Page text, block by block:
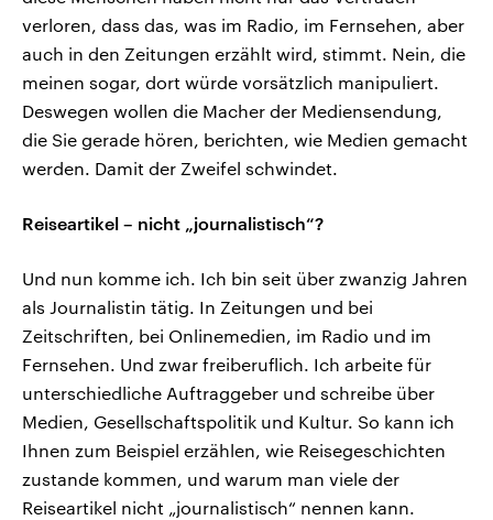
verloren, dass das, was im Radio, im Fernsehen, aber
auch in den Zeitungen erzählt wird, stimmt. Nein, die
meinen sogar, dort würde vorsätzlich manipuliert.
Deswegen wollen die Macher der Mediensendung,
die Sie gerade hören, berichten, wie Medien gemacht
werden. Damit der Zweifel schwindet.
Reiseartikel – nicht „journalistisch“?
Und nun komme ich. Ich bin seit über zwanzig Jahren
als Journalistin tätig. In Zeitungen und bei
Zeitschriften, bei Onlinemedien, im Radio und im
Fernsehen. Und zwar freiberuflich. Ich arbeite für
unterschiedliche Auftraggeber und schreibe über
Medien, Gesellschaftspolitik und Kultur. So kann ich
Ihnen zum Beispiel erzählen, wie Reisegeschichten
zustande kommen, und warum man viele der
Reiseartikel nicht „journalistisch“ nennen kann.